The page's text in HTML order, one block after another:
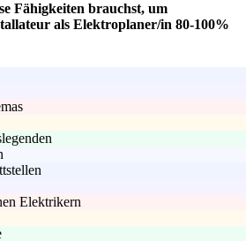
Fähigkeiten brauchst, um
als Elektroplaner/in 80-100%
Elektrikern